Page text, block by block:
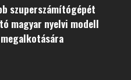
szuperszámítógépét
magyar nyelvi modell